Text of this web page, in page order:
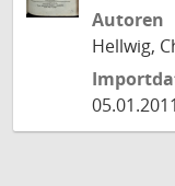
Autoren
Hellwig,
05.01.2011